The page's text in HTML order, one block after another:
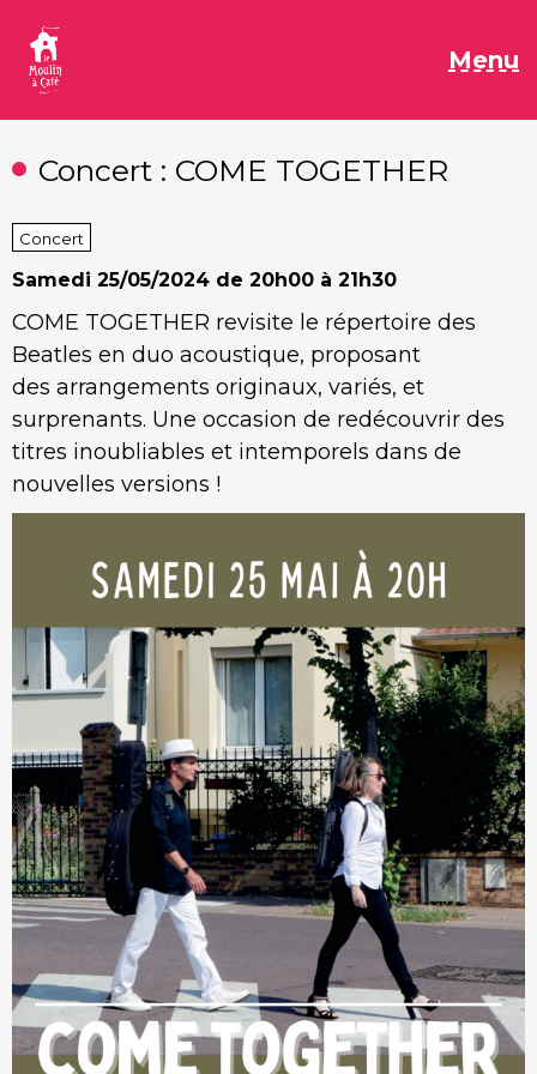
contenu
Menu
Concert : COME TOGETHER
Concert
Samedi 25/05/2024 de 20h00 à 21h30
COME TOGETHER revisite le répertoire des
Beatles en duo acoustique, proposant
des arrangements originaux, variés, et
surprenants. Une occasion de redécouvrir des
titres inoubliables et intemporels dans de
nouvelles versions !